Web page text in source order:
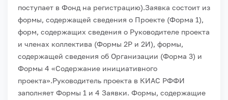
поступает в Фонд на регистрацию).Заявка состоит из
формы, содержащей сведения о Проекте (Форма 1),
форм, содержащих сведения о Руководителе проекта
и членах коллектива (Формы 2Р и 2И), формы,
содержащей сведения об Организации (Форма 3) и
Формы 4 «Содержание инициативного
проекта».Руководитель проекта в КИАС РФФИ
заполняет Формы 1 и 4 Заявки. Формы, содержащие